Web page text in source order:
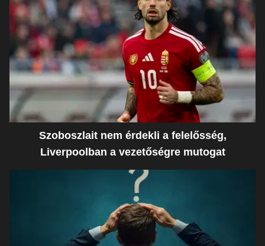
Szoboszlait nem érdekli a felelősség,
Liverpoolban a vezetőségre mutogat